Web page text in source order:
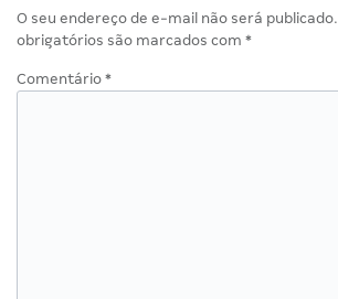
O seu endereço de e-mail não será publicado.
obrigatórios são marcados com *
Comentário *